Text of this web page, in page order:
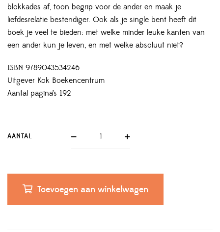
blokkades af, toon begrip voor de ander en maak je
liefdesrelatie bestendiger. Ook als je single bent heeft dit
boek je veel te bieden: met welke minder leuke kanten van
een ander kun je leven, en met welke absoluut niet?
ISBN 9789043534246
Uitgever Kok Boekencentrum
Aantal pagina’s 192
AANTAL
Toevoegen aan winkelwagen